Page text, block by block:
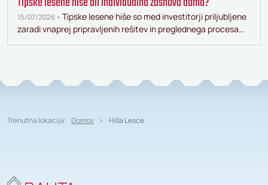
15/07/2026 • Tipske lesene hiše so med investitorji priljubljene
zaradi vnaprej pripravljenih rešitev in preglednega procesa…
Trenutna lokacija: Domov Hiša Lesce